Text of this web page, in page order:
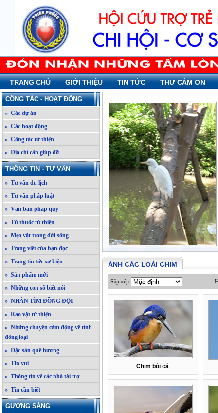
TRANG CHỦ GIỚI THIỆU TIN TỨC THƯ CẢM ƠN
CÔNG TÁC - HOẠT ĐỘNG
» Các dự án
» Các hoạt động
» Công tác từ thiện
» Địa chỉ cần giúp đỡ
THÔNG TIN - TƯ VẤN
» Tư vấn du lịch
» Tư vấn pháp luật
» Văn bản pháp quy
» Tủ thuốc từ thiện
» Mẹo vặt trong đời sống
» Trang viết của bạn đọc
» Trang tin tức sự kiện
» Sản phẩm mới
» Những con số biết nói
» NHẮN TÌM ĐỒNG ĐỘI
» Rao vặt từ thiện
» Những chuyện cảm động về tình
đồng loại
» Đặc sản quê hương
» Tin vui
» Thông tin về các nhà tài trợ
» Tin cần biết
GƯƠNG SÁNG
ẢNH CÁC LOÀI CHIM
Sắp xếp
Chim bói cá